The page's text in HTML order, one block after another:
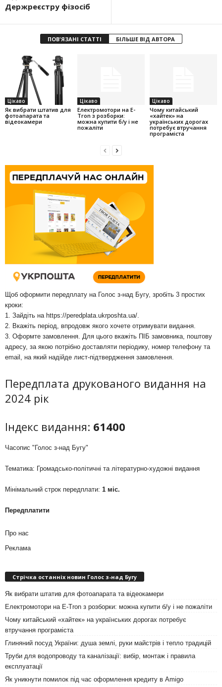
Держреєстру фізосіб
ПОВ'ЯЗАНІ СТАТТІ БІЛЬШЕ ВІД АВТОРА
Цікаво
Як вибрати штатив для
фотоапарата та
відеокамери
Цікаво
Електромотори на E-
Tron з розборки:
можна купити б/у і не
пожаліти
Цікаво
Чому китайський
«хайтек» на
українських дорогах
потребує втручання
програміста
Щоб оформити передплату на Голос з-над Бугу, зробіть 3 простих
кроки:
1. Зайдіть на https://peredplata.ukrposhta.ua/
2. Вкажіть період, впродовж якого хочете отримувати видання.
3. Оформте замовлення. Для цього вкажіть ПІБ замовника, поштову
адресу, за якою потрібно доставляти періодику, номер телефону та
email, на який надійде лист-підтвердження замовлення.
Передплата друкованого видання на
2024 рік
Індекс видання: 61400
Часопис "Голос з-над Бугу"
Тематика: Громадсько-політичні та літературно-художні видання
Мінімальний строк передплати: 1 міс.
Передплатити
Про нас
Реклама
Стрічка останніх новин Голос з-над Бугу
Як вибрати штатив для фотоапарата та відеокамери
Електромотори на E-Tron з розборки: можна купити б/у і не пожаліти
Чому китайський «хайтек» на українських дорогах потребує
втручання програміста
Глиняний посуд України: душа землі, руки майстрів і тепло традицій
Труби для водопроводу та каналізації: вибір, монтаж і правила
експлуатації
Як уникнути помилок під час оформлення кредиту в Amigo